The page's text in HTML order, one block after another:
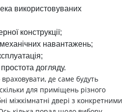
використовуваних
конструкції;
механічних навантажень;
догляду.
де саме будуть
для приміщень різного
міжкімнатні двері з конкретними